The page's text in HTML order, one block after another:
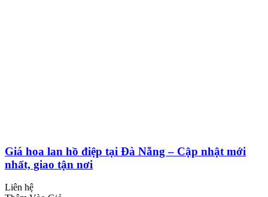
Giá hoa lan hồ điệp tại Đà Nẵng – Cập nhật mới
nhất, giao tận nơi
Liên hệ